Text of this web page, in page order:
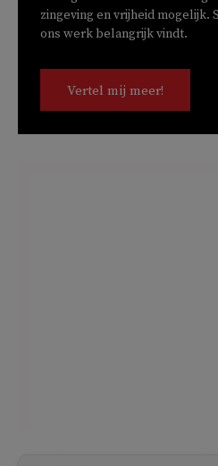
zingeving en vrijheid mogelijk.
ons werk belangrijk vindt.
Vertel mij meer!